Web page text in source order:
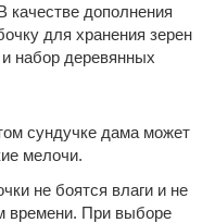
качестве дополнения
для хранения зерен
набор деревянных
сундучке дама может
мелочи.
не боятся влаги и не
времени. При выборе